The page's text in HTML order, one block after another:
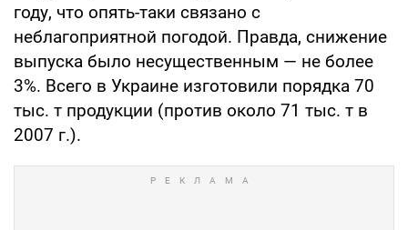
году, что опять-таки связано с
неблагоприятной погодой. Правда, снижение
выпуска было несущественным — не более
3%. Всего в Украине изготовили порядка 70
тыс. т продукции (против около 71 тыс. т в
2007 г.).